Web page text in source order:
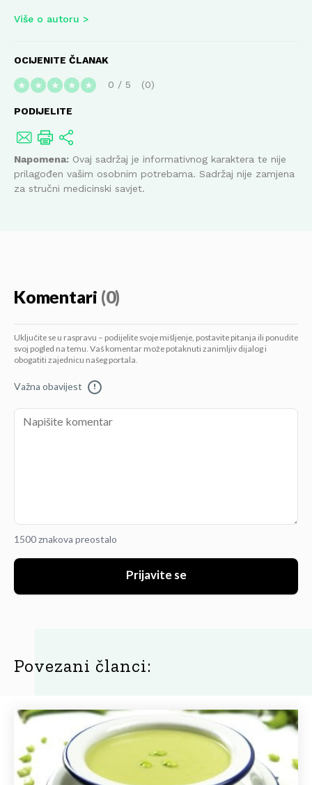
Više o autoru
OCIJENITE ČLANAK
★ ★ ★ ★ ★ 0 / 5 0
PODIJELITE
Napomena: Ovaj sadržaj je informativnog karaktera te nije
prilagođen vašim osobnim potrebama. Sadržaj nije zamjena
za stručni medicinski savjet.
Komentari (0)
Uključite se u raspravu – podijelite svoje mišljenje, postavite pitanja ili ponudite
svoj pogled na temu. Vaš komentar može potaknuti zanimljiv dijalog i
obogatiti zajednicu našeg portala.
Važna obavijest !
1500 znakova preostalo
Prijavite se
Povezani članci: